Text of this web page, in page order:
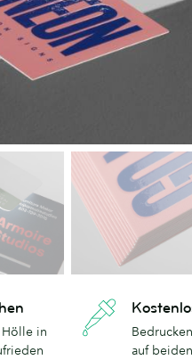
in
auf